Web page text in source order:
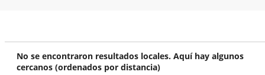
No se encontraron resultados locales. Aquí hay algunos
cercanos (ordenados por distancia)